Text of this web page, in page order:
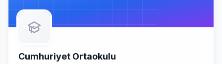
Cumhuriyet Ortaokulu